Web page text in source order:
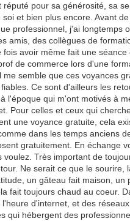
réputé pour sa générosité, sa
et bien plus encore. Avant
professionnel, j'ai longtemps
amis, des collègues de
fois avoir même fait une séance
de commerce lors d'une
me semble que ces voyances
Ce sont d'ailleurs les
l'époque qui m'ont motivés à
Pour celles et ceux qui
une voyance gratuite, cela
dans les temps anciens
gratuitement. En échange
voulez. Très important de
Ne serait ce que le sourire,
un gâteau fait maison, un
fait toujours chaud au coeur.
d'internet, et des
qui hébergent des